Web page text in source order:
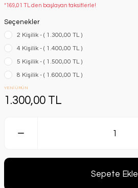
*169,01 TL den başlayan taksitlerle!
Seçenekler
2 Kişilik - ( 1.300,00 TL )
4 Kişilik - ( 1.400,00 TL )
5 Kişilik - ( 1.500,00 TL )
8 Kişilik - ( 1.600,00 TL )
YENİ ÜRÜN
1.300,00 TL
Sepete Ekle